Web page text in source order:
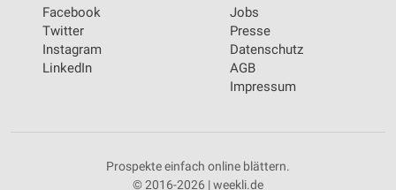
Facebook
Twitter
Instagram
LinkedIn
Jobs
Presse
Datenschutz
AGB
Impressum
Prospekte einfach online blättern.
© 2016-2026 | weekli.de